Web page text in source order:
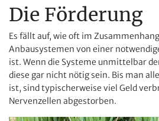
Die Förderung
Es fällt auf, wie oft im
Anbausystemen von einer
ist. Wenn die Systeme unmittelbar
diese gar nicht nötig sein. Bis man
ist, sind typischerweise viel Geld
Nervenzellen abgestorben.